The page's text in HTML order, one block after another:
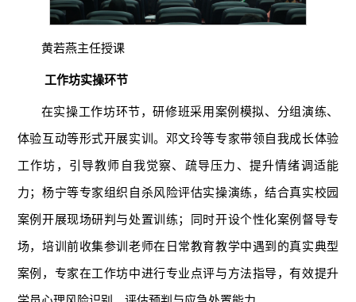
黄若燕主任授课
工作坊实操环节
在实操工作坊环节，研修班采用案例模拟、分组演练、
体验互动等形式开展实训。邓文玲等专家带领自我成长体验
工作坊，引导教师自我觉察、疏导压力、提升情绪调适能
力；杨宁等专家组织自杀风险评估实操演练，结合真实校园
案例开展现场研判与处置训练；同时开设个性化案例督导专
场，培训前收集参训老师在日常教育教学中遇到的真实典型
案例，专家在工作坊中进行专业点评与方法指导，有效提升